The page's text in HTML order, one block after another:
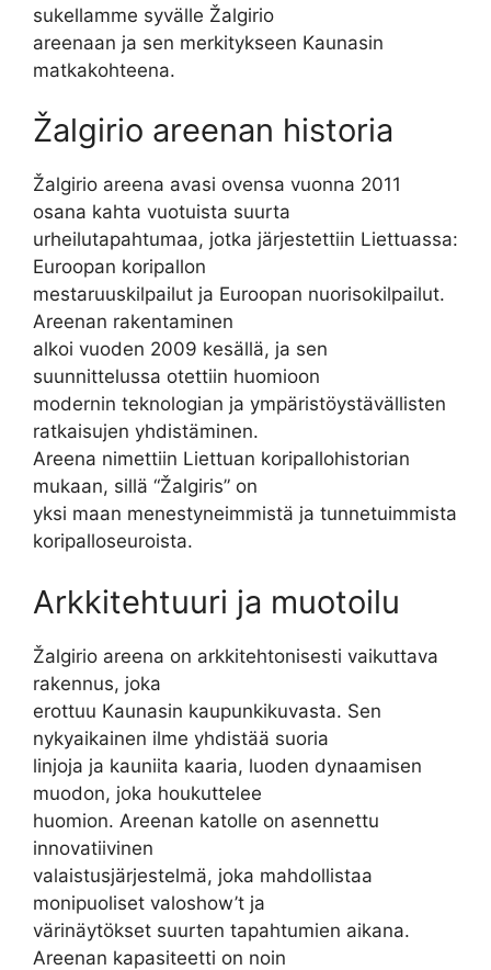
sukellamme syvälle Žalgirio
areenaan ja sen merkitykseen Kaunasin
matkakohteena.
Žalgirio areenan historia
Žalgirio areena avasi ovensa vuonna 2011
osana kahta vuotuista suurta
urheilutapahtumaa, jotka järjestettiin Liettuassa:
Euroopan koripallon
mestaruuskilpailut ja Euroopan nuorisokilpailut.
Areenan rakentaminen
alkoi vuoden 2009 kesällä, ja sen
suunnittelussa otettiin huomioon
modernin teknologian ja ympäristöystävällisten
ratkaisujen yhdistäminen.
Areena nimettiin Liettuan koripallohistorian
mukaan, sillä “Žalgiris” on
yksi maan menestyneimmistä ja tunnetuimmista
koripalloseuroista.
Arkkitehtuuri ja muotoilu
Žalgirio areena on arkkitehtonisesti vaikuttava
rakennus, joka
erottuu Kaunasin kaupunkikuvasta. Sen
nykyaikainen ilme yhdistää suoria
linjoja ja kauniita kaaria, luoden dynaamisen
muodon, joka houkuttelee
huomion. Areenan katolle on asennettu
innovatiivinen
valaistusjärjestelmä, joka mahdollistaa
monipuoliset valoshow’t ja
värinäytökset suurten tapahtumien aikana.
Areenan kapasiteetti on noin